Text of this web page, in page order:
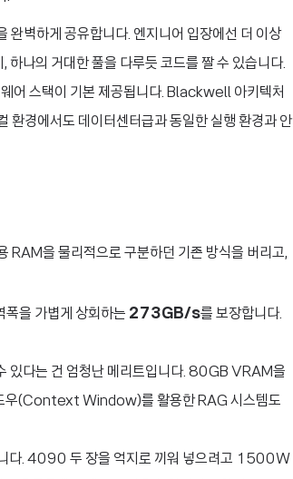
벽하게 공유합니다. 엔지니어 입장에선 더 이상
나의 거대한 풀을 다루듯 코드를 짤 수 있습니다.
어 스택이 기본 제공됩니다. Blackwell 아키텍처
환경에서도 데이터센터급과 동일한 실행 환경과 안
을 물리적으로 구분하던 기존 방식을 버리고,
을 가볍게 상회하는 273GB/s를 보장합니다.
있다는 건 엄청난 메리트입니다. 80GB VRAM을
우(Context Window)를 활용한 RAG 시스템도
다. 4090 두 장을 억지로 끼워 넣으려고 1500W